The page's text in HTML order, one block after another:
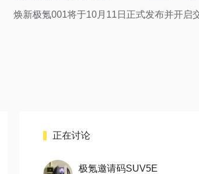
焕新极氪001将于10月11日正式发布并开启
正在讨论
极氪邀请码SUV5E